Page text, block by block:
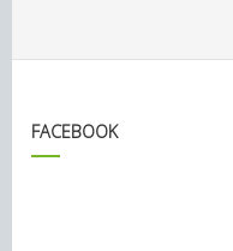
FACEBOOK